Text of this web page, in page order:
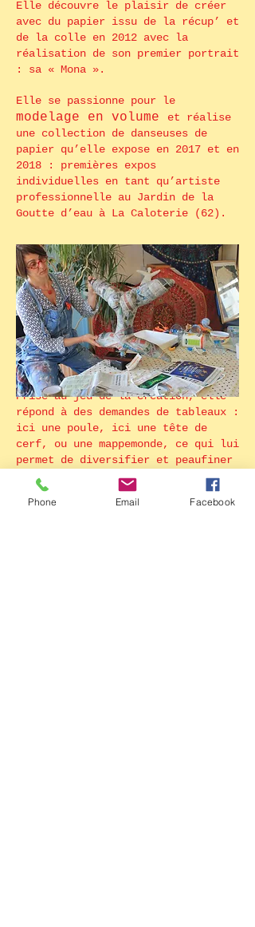
Elle découvre le plaisir de créer
avec du papier issu de la récup’ et
de la colle en 2012 avec la
réalisation de son premier portrait
: sa « Mona ».
Elle se passionne pour le
modelage en volume
et réalise
une collection de danseuses de
papier qu’elle expose en 2017 et en
2018 : premières expos
individuelles en tant qu’artiste
professionnelle au Jardin de la
Goutte d’eau à La Caloterie (62).
Prise au jeu de la création, elle
répond à des demandes de tableaux :
ici une poule, ici une tête de
cerf, ou une mappemonde, ce qui lui
permet de diversifier et peaufiner
différentes approches de collages.
Elle s’adonne à des créations
abstraites aussi avec ses «
Phone Email Facebook